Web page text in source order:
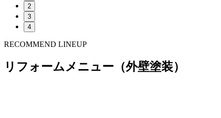
2
3
4
RECOMMEND LINEUP
リフォームメニュー（外壁塗装）